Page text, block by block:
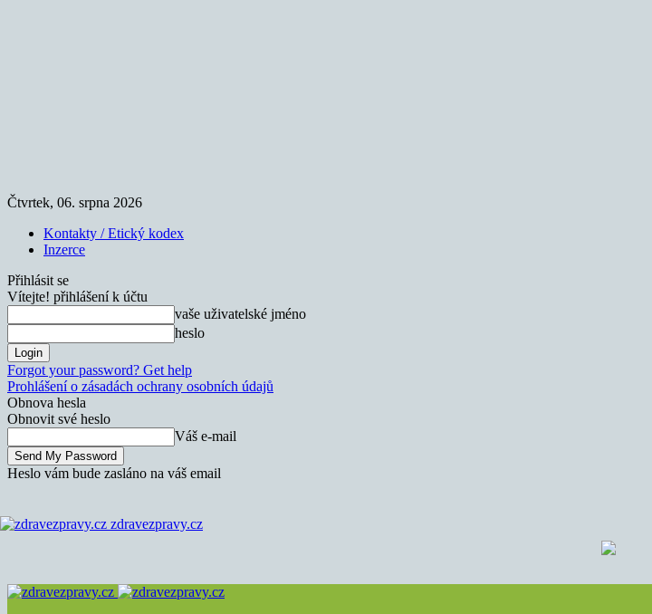
Čtvrtek, 06. srpna 2026
Kontakty / Etický kodex
Inzerce
Přihlásit se
Vítejte! přihlášení k účtu
vaše uživatelské jméno
heslo
Forgot your password? Get help
Prohlášení o zásadách ochrany osobních údajů
Obnova hesla
Obnovit své heslo
Váš e-mail
Heslo vám bude zasláno na váš email
zdravezpravy.cz